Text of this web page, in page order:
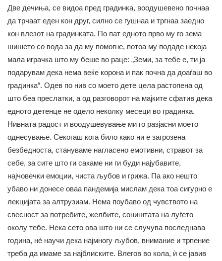
Две дечиња, се видоа пред градинка, воодушевено почнаа
да трчаат еден кон друг, силно се гушнаа и тргнаа заедно
кон влезот на градинката. По пат едното прво му го зема
шишето со вода за да му помогне, потоа му подаде некоја
мала играчка што му беше во раце: „Земи, за тебе е, ти ја
подарувам дека нема веќе корона и пак почна да доаѓаш во
градинка“. Одев по нив со моето дете цела растопена од
што беа преслатки, а од разговорот на мајките сфатив дека
едното детенце не одело неколку месеци во градинка.
Нивната радост и воодушевување ми го разјасни моето
однесување. Секогаш кога било како ни е загрозена
безбедноста, стануваме нагласено емотивни, стравот за
себе, за сите што ги сакаме ни ги буди најубавите,
најчовечки емоции, чиста љубов и грижа. Па ако нешто
убаво ни донесе оваа пандемија мислам дека тоа сигурно е
лекцијата за алтрузиам. Нема поубаво од чувството на
свесност за потребите, желбите, соништата на луѓето
околу тебе. Нека сето ова што ни се случува последнава
година, нè научи дека најмногу љубов, внимание и трпение
треба да имаме за најблиските. Влегов во кола, ѝ се јавив